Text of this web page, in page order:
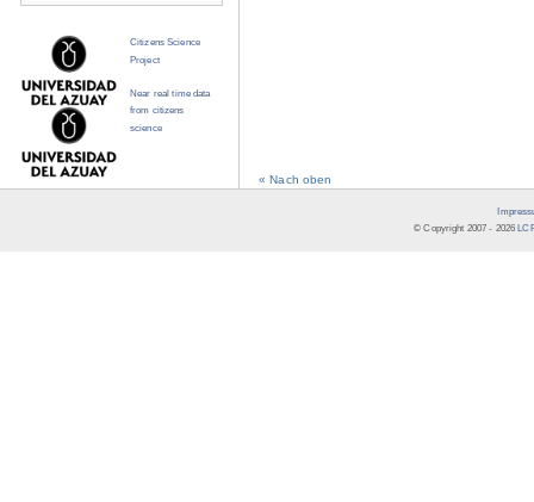
« Nach oben
Citizens Science
Project
Near real time data
from citizens
science
© Copyright 2007 - 2026